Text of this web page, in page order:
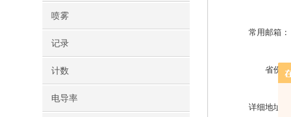
喷雾
记录
计数
电导率
常用邮箱：
省份：
详细地址：